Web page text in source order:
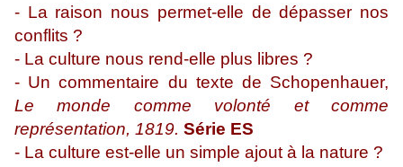
- La raison nous permet-elle de dépasser nos
conflits ?
- La culture nous rend-elle plus libres ?
- Un commentaire du texte de Schopenhauer,
Le monde comme volonté et comme
représentation, 1819. Série ES
- La culture est-elle un simple ajout à la nature ?